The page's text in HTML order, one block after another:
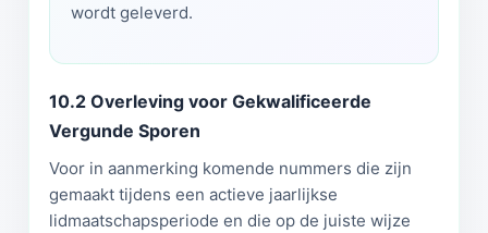
wordt geleverd.
10.2 Overleving voor Gekwalificeerde
Vergunde Sporen
Voor in aanmerking komende nummers die zijn
gemaakt tijdens een actieve jaarlijkse
lidmaatschapsperiode en die op de juiste wijze